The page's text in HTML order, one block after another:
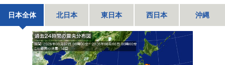
日本全体 北日本 東日本 西日本 沖縄